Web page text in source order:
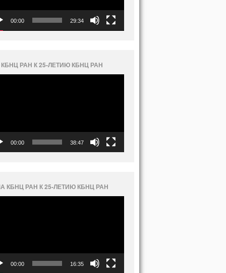
00:00 29:34
РАН К 25-ЛЕТИЮ КБНЦ РАН
00:00 38:47
КБНЦ РАН К 25-ЛЕТИЮ КБНЦ РАН
00:00 16:35